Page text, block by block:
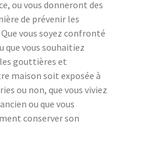
ou vous donneront des
de prévenir les
vous soyez confronté
que vous souhaitiez
gouttières et
maison soit exposée à
ou non, que vous viviez
ou que vous
conserver son